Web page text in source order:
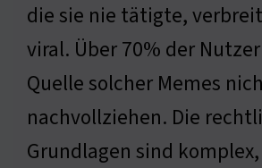
die sie nie tätigte,
viral. Über 70% der
Quelle solcher Memes
nachvollziehen. Die
Grundlagen sind komplex,